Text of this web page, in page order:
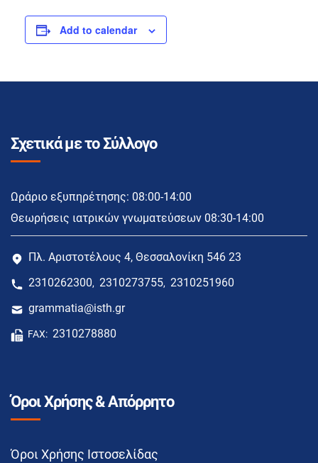
Add to calendar
Σχετικά με το Σύλλογο
Ωράριο εξυπηρέτησης: 08:00-14:00
Θεωρήσεις ιατρικών γνωματεύσεων 08:30-14:00
Πλ. Αριστοτέλους 4, Θεσσαλονίκη 546 23
2310262300, 2310273755, 2310251960
grammatia@isth.gr
FAX: 2310278880
Όροι Χρήσης & Απόρρητο
Όροι Χρήσης Ιστοσελίδας